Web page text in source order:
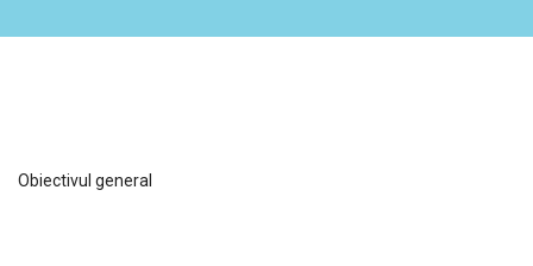
Obiectivul general